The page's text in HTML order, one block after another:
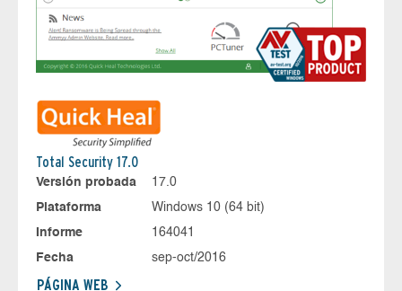
Total Security 17.0
Versión probada
17.0
Plataforma
Windows 10 (64 bit)
Informe
164041
Fecha
sep-oct/2016
PÁGINA WEB